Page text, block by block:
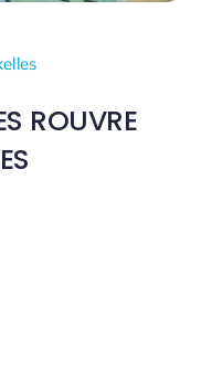
ROUVRE